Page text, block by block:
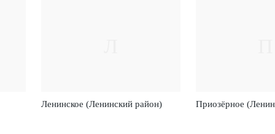
Ленинское (Ленинский район) Приозёрное